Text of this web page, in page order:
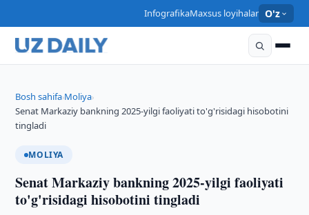
InfografikaMaxsus loyihalar O'z
Bosh sahifa›Moliya›
Senat Markaziy bankning 2025-yilgi faoliyati to'g'risidagi hisobotini
tingladi
MOLIYA
Senat Markaziy bankning 2025-yilgi faoliyati
to'g'risidagi hisobotini tingladi